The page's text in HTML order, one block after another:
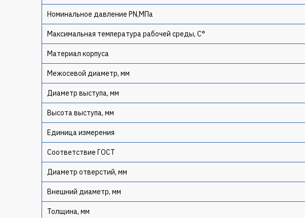
Номинальное давление PN,МПа
Максимальная температура рабочей среды, С°
Материал корпуса
Межосевой диаметр, мм
Диаметр выступа, мм
Высота выступа, мм
Единица измерения
Соответствие ГОСТ
Диаметр отверстий, мм
Внешний диаметр, мм
Толщина, мм